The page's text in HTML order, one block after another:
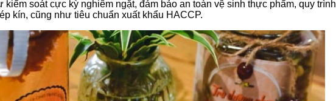
kiểm soát cực kỳ nghiêm ngặt, đảm bảo an toàn vệ sinh thực phẩm, quy trình
kín, cũng như tiêu chuẩn xuất khẩu HACCP.